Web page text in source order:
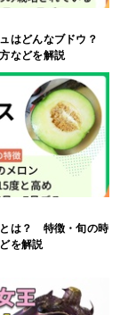
はどんなブドウ？
などを解説
とは？ 特徴・旬の時
を解説